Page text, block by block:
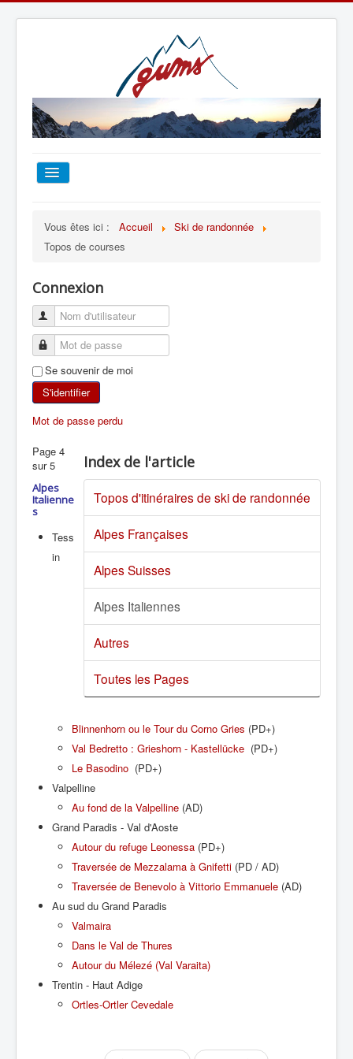
TOUT SUR LE GUMS
ESCALADE
ALPINISME
SKI DE RANDONNÉE
RANDONNÉE SPORTIVE
Vous êtes ici : Accueil
Ski de randonnée
Topos de courses
Connexion
Se souvenir de moi
S'identifier
Mot de passe perdu
Index de l'article
Topos d'itinéraires de ski de randonnée
Alpes Françaises
Alpes Suisses
Alpes Italiennes
Autres
Toutes les Pages
Page 4
sur 5
Alpes
Italienne
s
Tess
in
Blinnenhorn ou le Tour du Corno Gries (PD+)
Val Bedretto : Grieshorn - Kastellücke (PD+)
Le Basodino (PD+)
Valpelline
Au fond de la Valpelline (AD)
Grand Paradis - Val d'Aoste
Autour du refuge Leonessa (PD+)
Traversée de Mezzalama à Gnifetti (PD / AD)
Traversée de Benevolo à Vittorio Emmanuele (AD)
Au sud du Grand Paradis
Valmaira
Dans le Val de Thures
Autour du Mélezé (Val Varaita)
Trentin - Haut Adige
Ortles-Ortler Cevedale